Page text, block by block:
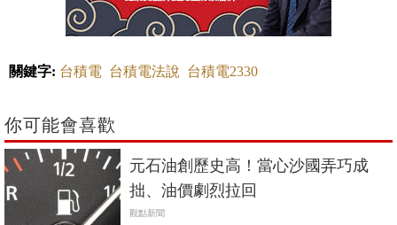
關鍵字: 台積電 台積電法說 台積電2330
你可能會喜歡
元石油創歷史高！當心沙國弄巧成
拙、油價劇烈拉回
觀點新聞